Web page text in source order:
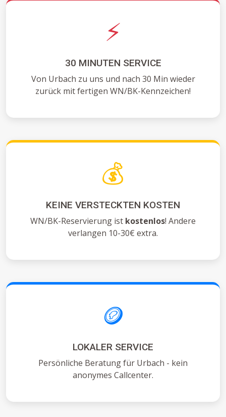
⚡
30 MINUTEN SERVICE
Von Urbach zu uns und nach 30 Min wieder
zurück mit fertigen WN/BK-Kennzeichen!
💰
KEINE VERSTECKTEN KOSTEN
WN/BK-Reservierung ist kostenlos! Andere
verlangen 10-30€ extra.
🪙
LOKALER SERVICE
Persönliche Beratung für Urbach - kein
anonymes Callcenter.